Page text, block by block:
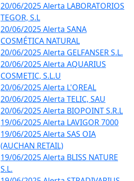
20/06/2025 Alerta LABORATORIOS
TEGOR, S.L
20/06/2025 Alerta SANA
COSMÉTICA NATURAL
20/06/2025 Alerta GELFANSER S.L.
20/06/2025 Alerta AQUARIUS
COSMETIC, S.L.U
20/06/2025 Alerta L'OREAL
20/06/2025 Alerta TELIC, SAU
20/06/2025 Alerta BIOPOINT S.R.L
19/06/2025 Alerta LAVIGOR 7000
19/06/2025 Alerta SAS OIA
(AUCHAN RETAIL)
19/06/2025 Alerta BLISS NATURE
S.L.